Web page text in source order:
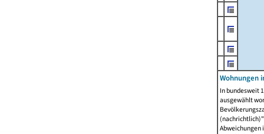
Wohnungen
In bundesweit
ausgewählt
Abweichungen